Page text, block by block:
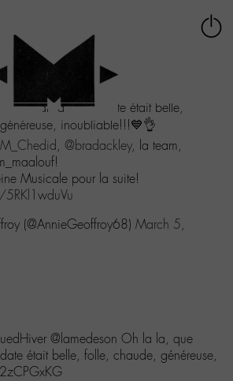
avant-derniere date était belle,
inoubliable!!!💙👌
, @bradackley, la team,
Musicale pour la suite!
(@AnnieGeoffroy68) March 5,
@lamedeson Oh la la, que
était belle, folle, chaude, généreuse,